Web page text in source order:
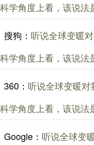
科学角度上看，该说法
搜狗： 听说全球变暖
科学角度上看，该说法
360： 听说全球变暖
科学角度上看，该说法
Google： 听说全球变